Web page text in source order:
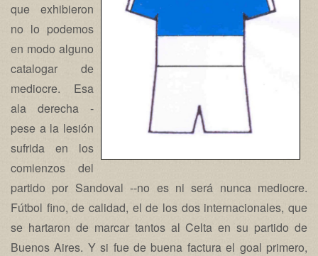
que exhibieron
no lo podemos
en modo alguno
catalogar de
mediocre. Esa
ala derecha -
pese a la lesión
sufrida en los
comienzos del
partido por Sandoval --no es ni será nunca mediocre.
Fútbol fino, de calidad, el de los dos internacionales, que
se hartaron de marcar tantos al Celta en su partido de
Buenos Aires. Y si fue de buena factura el goal primero,